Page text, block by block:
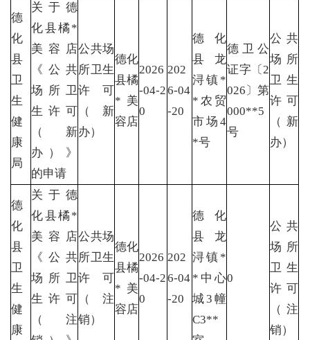
德
化
县
卫
生
健
康
局
关于德
化县橘*
美容店
《公共
场所卫
生许可
（新
办）》
的申请
公共场
所卫生
许可
（新
办）
德化
县橘
*美
容店
2026
-04-2
0
202
6-04
-20
德化
县龙
浔镇*
*农贸
市场4
*号
德卫公
证字〔2
026〕第
000**5
号
公共
场所
卫生
许可
（新
办）
德
化
县
卫
生
健
康
关于德
化县橘*
美容店
《公共
场所卫
生许可
（注
公共场
所卫生
许可
（注
销）
德化
县橘
*美
容店
2026
-04-2
0
202
6-04
-20
德化
县龙
浔镇*
*中心
城3幢
C3**
0
公共
场所
卫生
许可
（注
销）